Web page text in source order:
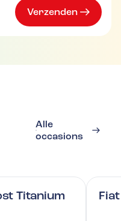
Verzenden
Alle
occasions
Titanium